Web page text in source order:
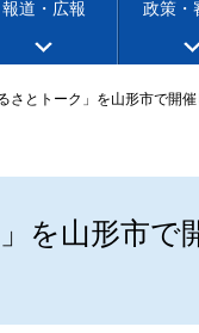
報道・広報 政策・
さとトーク」を山形市で開
を山形市で